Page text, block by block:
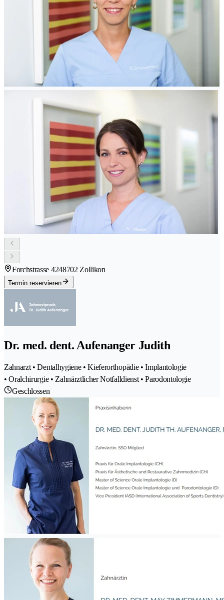
Forchstrasse 4248702 Zollikon
Termin reservieren
Dr. med. dent. Aufenanger Judith
Zahnarzt • Dentalhygiene • Kieferorthopädie • Implantologie
• Oralchirurgie • Zahnärztlicher Notfalldienst • Parodontologie
Geschlossen